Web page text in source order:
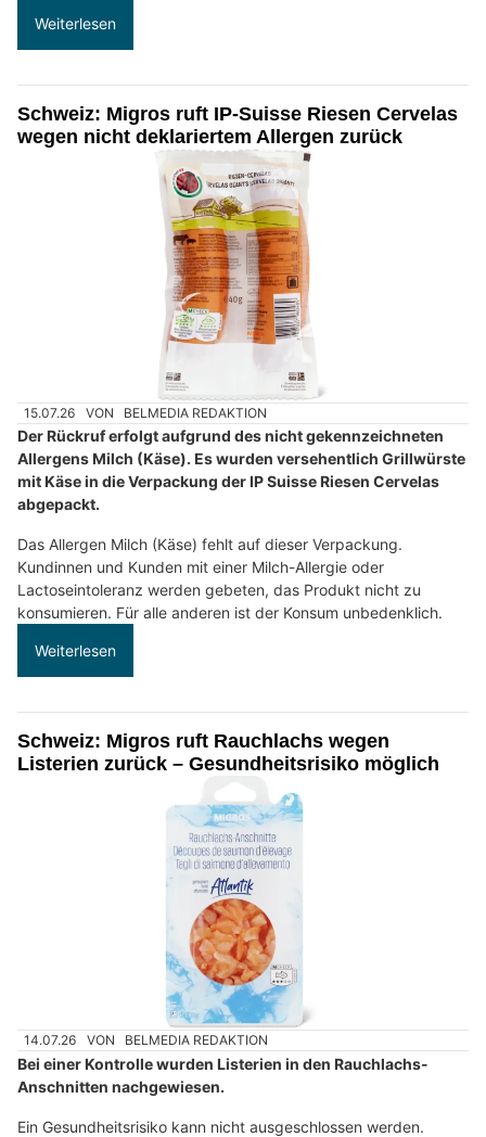
Weiterlesen
Schweiz: Migros ruft IP-Suisse Riesen Cervelas
wegen nicht deklariertem Allergen zurück
15.07.26 VON BELMEDIA REDAKTION
Der Rückruf erfolgt aufgrund des nicht gekennzeichneten
Allergens Milch (Käse). Es wurden versehentlich Grillwürste
mit Käse in die Verpackung der IP Suisse Riesen Cervelas
abgepackt.
Das Allergen Milch (Käse) fehlt auf dieser Verpackung.
Kundinnen und Kunden mit einer Milch-Allergie oder
Lactoseintoleranz werden gebeten, das Produkt nicht zu
konsumieren. Für alle anderen ist der Konsum unbedenklich.
Weiterlesen
Schweiz: Migros ruft Rauchlachs wegen
Listerien zurück – Gesundheitsrisiko möglich
14.07.26 VON BELMEDIA REDAKTION
Bei einer Kontrolle wurden Listerien in den Rauchlachs-
Anschnitten nachgewiesen.
Ein Gesundheitsrisiko kann nicht ausgeschlossen werden.